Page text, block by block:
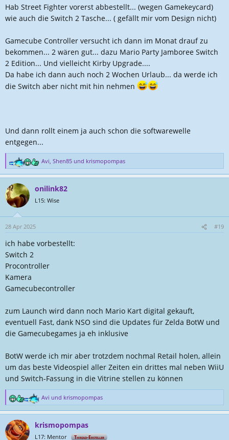
Hab Street Fighter vorerst abbestellt... (wegen Gamekeycard)
wie auch die Switch 2 Tasche... ( gefällt mir vom Design nicht)
Gamecube Controller versucht ich dann im Monat drauf zu
bekommen... 2 wären gut... dazu Mario Party Jamboree Switch
2 Edition... Und vielleicht Kirby Upgrade....
Da habe ich dann auch noch 2 Wochen Urlaub... da werde ich
die Switch aber nicht mit hin nehmen
Und dann rollt einem ja auch schon die softwarewelle
entgegen...
R
e
k
t
o
n
n
:
Avi, Shen85 und krismopompas
onilink82
L15: Wise
28 Apr 2025 #19
ich habe vorbestellt:
Switch 2
Procontroller
Kamera
Gamecubecontroller
zum Launch wird dann noch Mario Kart digital gekauft,
eventuell Fast, dank NSO sind die Updates für Zelda BotW und
die Gamecubegames ja eh inklusive
BotW werde ich mir aber trotzdem nochmal Retail holen, allein
um das beste Videospiel aller Zeiten ein drittes mal neben WiiU
und Switch-Fassung in die Vitrine stellen zu können
R
e
k
t
Avi und krismopompas
krismopompas
L17: Mentor Thread-Ersteller